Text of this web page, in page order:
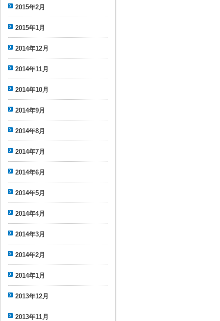
2015年2月
2015年1月
2014年12月
2014年11月
2014年10月
2014年9月
2014年8月
2014年7月
2014年6月
2014年5月
2014年4月
2014年3月
2014年2月
2014年1月
2013年12月
2013年11月